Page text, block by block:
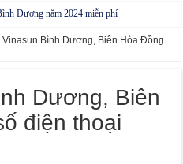
Dương năm 2024 miễn phí
đẹp, đầy đủ nội thất
Phước
Vinasun Bình Dương, Biên Hòa Đồng
Dương, Biên
điện thoại